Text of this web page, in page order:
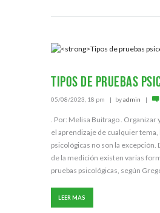
Tipos de pruebas
05/08/2023, 18 pm byadmin
. Por: Melisa Buitrago . Organizar
el aprendizaje de cualquier tema,
psicológicas no son la excepción.
de la medición existen varias
pruebas psicológicas, según
LEER MAS